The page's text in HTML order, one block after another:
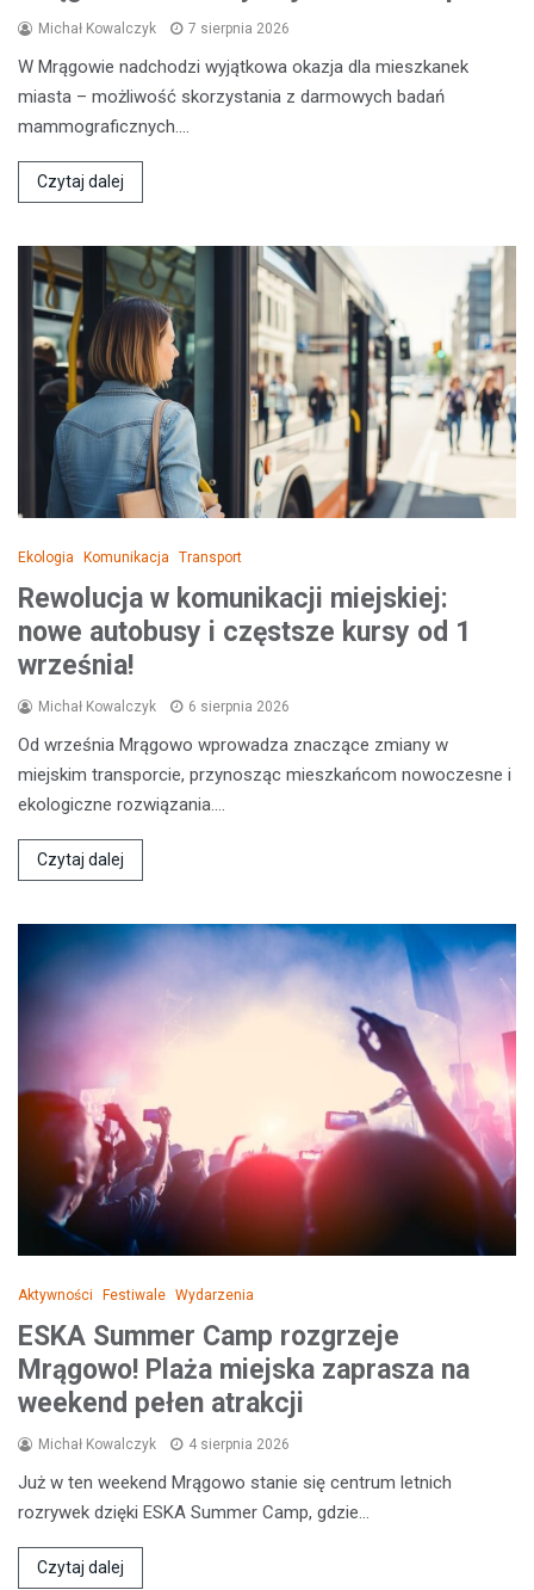
Michał Kowalczyk 7 sierpnia 2026
W Mrągowie nadchodzi wyjątkowa okazja dla mieszkanek
miasta – możliwość skorzystania z darmowych badań
mammograficznych.…
Czytaj dalej
Ekologia Komunikacja Transport
Rewolucja w komunikacji miejskiej:
nowe autobusy i częstsze kursy od 1
września!
Michał Kowalczyk 6 sierpnia 2026
Od września Mrągowo wprowadza znaczące zmiany w
miejskim transporcie, przynosząc mieszkańcom nowoczesne i
ekologiczne rozwiązania.…
Czytaj dalej
Aktywności Festiwale Wydarzenia
ESKA Summer Camp rozgrzeje
Mrągowo! Plaża miejska zaprasza na
weekend pełen atrakcji
Michał Kowalczyk 4 sierpnia 2026
Już w ten weekend Mrągowo stanie się centrum letnich
rozrywek dzięki ESKA Summer Camp, gdzie…
Czytaj dalej